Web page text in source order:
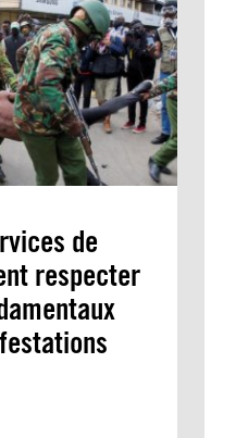
de
respecter